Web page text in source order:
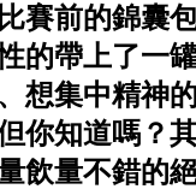
賽前的錦囊
的帶上了一
想集中精神
你知道嗎？
飲量不錯的